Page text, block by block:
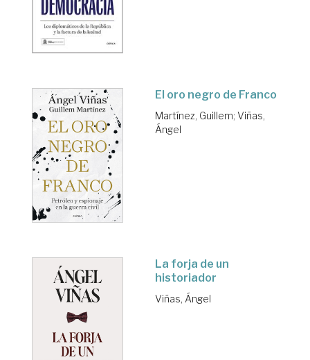
El oro negro de Franco
Martínez, Guillem; Viñas,
Ángel
La forja de un
historiador
Viñas, Ángel